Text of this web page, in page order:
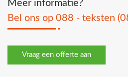
Meer informatie?
Bel ons op 088 - teksten
Vraag een offerte aan